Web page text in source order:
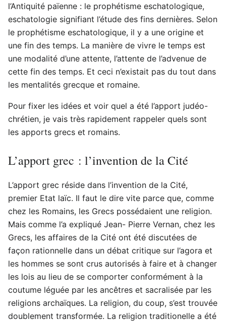
l’Antiquité païenne : le prophétisme eschatologique,
eschatologie signifiant l’étude des fins dernières. Selon
le prophétisme eschatologique, il y a une origine et
une fin des temps. La manière de vivre le temps est
une modalité d’une attente, l’attente de l’advenue de
cette fin des temps. Et ceci n’existait pas du tout dans
les mentalités grecque et romaine.
Pour fixer les idées et voir quel a été l’apport judéo-
chrétien, je vais très rapidement rappeler quels sont
les apports grecs et romains.
L’apport grec : l’invention de la Cité
L’apport grec réside dans l’invention de la Cité,
premier Etat laïc. Il faut le dire vite parce que, comme
chez les Romains, les Grecs possédaient une religion.
Mais comme l’a expliqué Jean- Pierre Vernan, chez les
Grecs, les affaires de la Cité ont été discutées de
façon rationnelle dans un débat critique sur l’agora et
les hommes se sont crus autorisés à faire et à changer
les lois au lieu de se comporter conformément à la
coutume léguée par les ancêtres et sacralisée par les
religions archaïques. La religion, du coup, s’est trouvée
doublement transformée. La religion traditionelle a été